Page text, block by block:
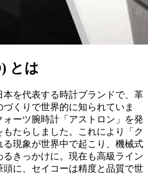
とは
本を代表する時計ブランドで、革
くりで世界的に知られていま
ォーツ腕時計「アストロン」を発
たらしました。これにより「ク
る現象が世界中で起こり、機械式
きっかけに。現在も高級ライン
頭に、セイコーは精度と品質で世